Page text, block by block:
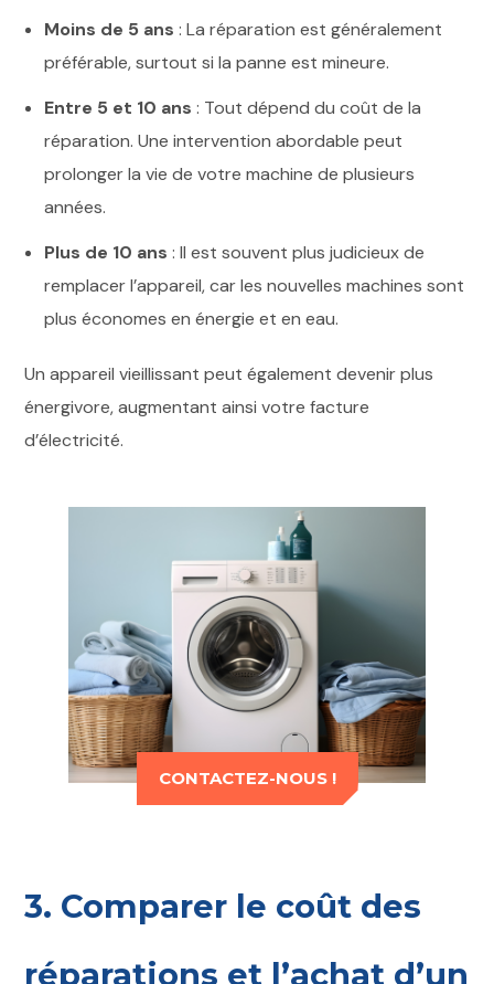
Moins de 5 ans : La réparation est généralement
préférable, surtout si la panne est mineure.
Entre 5 et 10 ans : Tout dépend du coût de la
réparation. Une intervention abordable peut
prolonger la vie de votre machine de plusieurs
années.
Plus de 10 ans : Il est souvent plus judicieux de
remplacer l’appareil, car les nouvelles machines sont
plus économes en énergie et en eau.
Un appareil vieillissant peut également devenir plus
énergivore, augmentant ainsi votre facture
d’électricité.
CONTACTEZ-NOUS !
3. Comparer le coût des
réparations et l’achat d’un